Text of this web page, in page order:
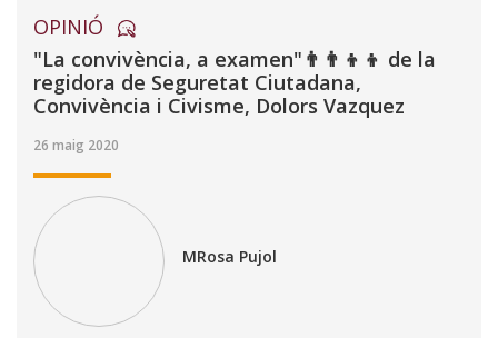
OPINIÓ
"La convivència, a examen"👨‍👨‍👦‍👦 de la
regidora de Seguretat Ciutadana,
Convivència i Civisme, Dolors Vazquez
26 maig 2020
MRosa Pujol